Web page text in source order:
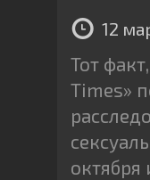
12
Тот
Times»